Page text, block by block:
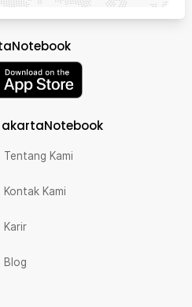
Tentang Kami
Kontak Kami
Karir
Blog